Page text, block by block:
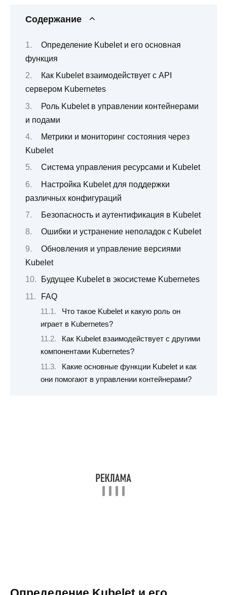
Содержание
Определение Kubelet и его основная
функция
Как Kubelet взаимодействует с API
сервером Kubernetes
Роль Kubelet в управлении контейнерами
и подами
Метрики и мониторинг состояния через
Kubelet
Система управления ресурсами и Kubelet
Настройка Kubelet для поддержки
различных конфигураций
Безопасность и аутентификация в Kubelet
Ошибки и устранение неполадок с Kubelet
Обновления и управление версиями
Kubelet
Будущее Kubelet в экосистеме Kubernetes
FAQ
Что такое Kubelet и какую роль он
играет в Kubernetes?
Как Kubelet взаимодействует с другими
компонентами Kubernetes?
Какие основные функции Kubelet и как
они помогают в управлении контейнерами?